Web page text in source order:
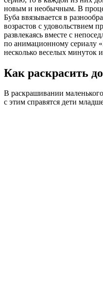
новым и необычным. В
Буба ввязывается в
возрастов с удовольствием
развлекаясь вместе с
по анимационному сериалу
несколько веселых минуток
Как раскрасить
В раскрашивании
с этим справятся дети